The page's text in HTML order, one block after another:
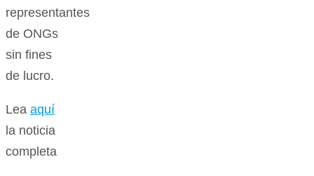
representantes
de ONGs
sin fines
de lucro.
Lea aquí
la noticia
completa